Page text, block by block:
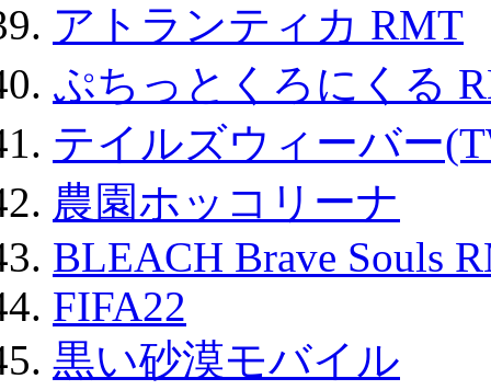
アトランティカ RMT
ぷちっとくろにくる
テイルズウィーバー
農園ホッコリーナ
BLEACH Brave Souls
FIFA22
黒い砂漠モバイル